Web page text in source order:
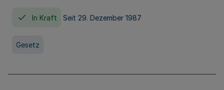
In Kraft Seit 29. Dezember 1987
Gesetz